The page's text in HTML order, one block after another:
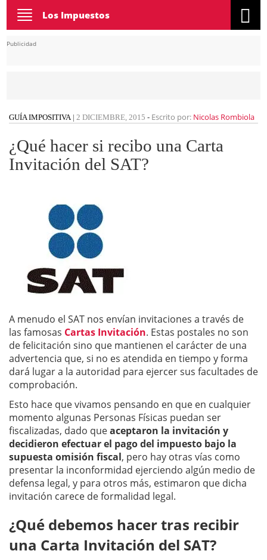
Toggle
navigation
Los Impuestos
Publicidad
GUÍA IMPOSITIVA| 2 DICIEMBRE, 2015 - Escrito por: Nicolas Rombiola
¿Qué hacer si recibo una Carta
Invitación del SAT?
A menudo el SAT nos envían invitaciones a través de
las famosas Cartas Invitación. Estas postales no son
de felicitación sino que mantienen el carácter de una
advertencia que, si no es atendida en tiempo y forma
dará lugar a la autoridad para ejercer sus facultades de
comprobación.
Esto hace que vivamos pensando en que en cualquier
momento algunas Personas Físicas puedan ser
fiscalizadas, dado queaceptaron la invitación y
decidieron efectuar el pago del impuesto bajo la
supuesta omisión fiscal, pero hay otras vías como
presentar la inconformidad ejerciendo algún medio de
defensa legal, y para otros más, estimaron que dicha
invitación carece de formalidad legal.
¿Qué debemos hacer tras recibir
una Carta Invitación del SAT?